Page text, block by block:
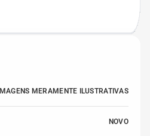
MERAMENTE ILUSTRATIVAS
NOVO